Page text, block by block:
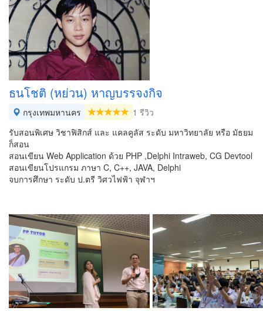
ธนโชติ (หย่วน) หาญบรรจงกิจ
กรุงเทพมหานคร
1 รีวิว
รับสอนพิเศษ วิชาฟิสิกส์ และ แคลคูลัส ระดับ มหาวิทยาลัย หรือ มัธยม
ก็สอน
สอนเขียน Web Application ด้วย PHP ,Delphi Intraweb, CG Devtool
สอนเขียนโปรแกรม ภาษา C, C++, JAVA, Delphi
จบการศึกษา ระดับ ป.ตรี วิศวไฟฟ้า จุฬาฯ